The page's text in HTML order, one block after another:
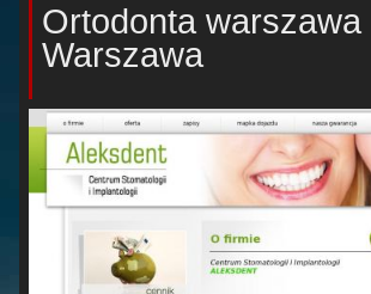
Ortodonta warszawa
Warszawa